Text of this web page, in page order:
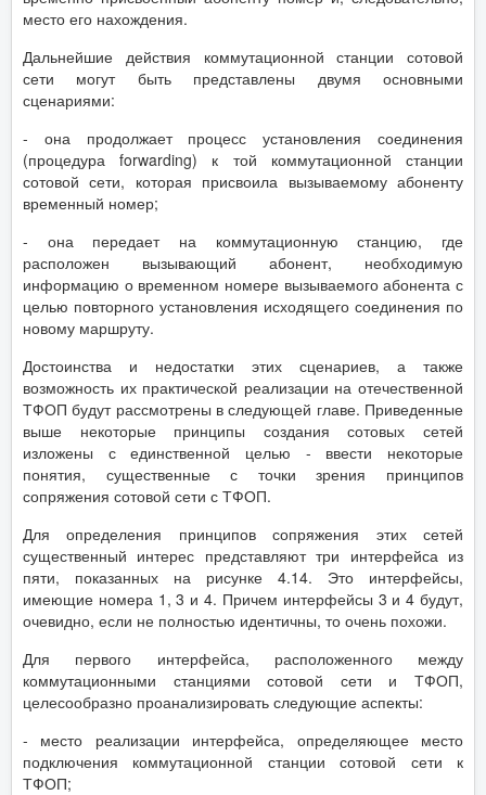
место его нахождения.
Дальнейшие действия коммутационной станции сотовой
сети могут быть представлены двумя основными
сценариями:
- она продолжает процесс установления соединения
(процедура forwarding) к той коммутационной станции
сотовой сети, которая присвоила вызываемому абоненту
временный номер;
- она передает на коммутационную станцию, где
расположен вызывающий абонент, необходимую
информацию о временном номере вызываемого абонента с
целью повторного установления исходящего соединения по
новому маршруту.
Достоинства и недостатки этих сценариев, а также
возможность их практической реализации на отечественной
ТФОП будут рассмотрены в следующей главе. Приведенные
выше некоторые принципы создания сотовых сетей
изложены с единственной целью - ввести некоторые
понятия, существенные с точки зрения принципов
сопряжения сотовой сети с ТФОП.
Для определения принципов сопряжения этих сетей
существенный интерес представляют три интерфейса из
пяти, показанных на рисунке 4.14. Это интерфейсы,
имеющие номера 1, 3 и 4. Причем интерфейсы 3 и 4 будут,
очевидно, если не полностью идентичны, то очень похожи.
Для первого интерфейса, расположенного между
коммутационными станциями сотовой сети и ТФОП,
целесообразно проанализировать следующие аспекты:
- место реализации интерфейса, определяющее место
подключения коммутационной станции сотовой сети к
ТФОП;